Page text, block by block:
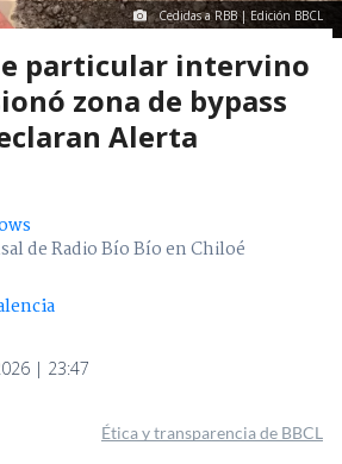
Cedidas a RBB | Edición BBCL
particular intervino
zona de bypass
Alerta
de Radio Bío Bío en Chiloé
| 23:47
Ética y transparencia de BBCL